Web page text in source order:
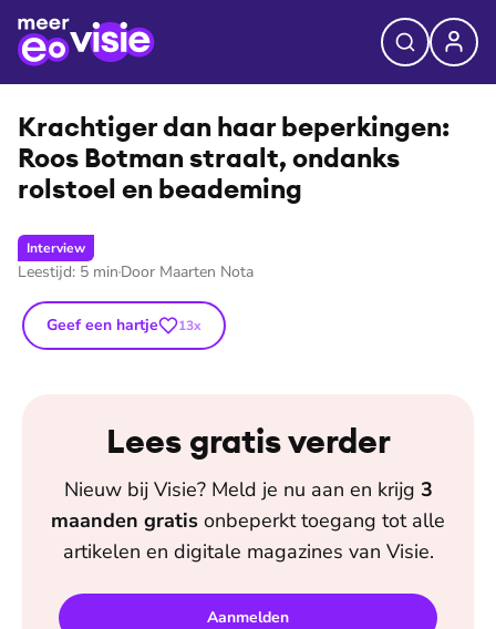
⭐Premium
©Ruben Timman
Krachtiger dan haar beperkingen:
Roos Botman straalt, ondanks
rolstoel en beademing
Interview
Leestijd: 5 min Door Maarten Nota
Geef een hartje 13x
Lees gratis verder
Nieuw bij Visie? Meld je nu aan en krijg 3
maanden gratis onbeperkt toegang tot alle
artikelen en digitale magazines van Visie.
Aanmelden